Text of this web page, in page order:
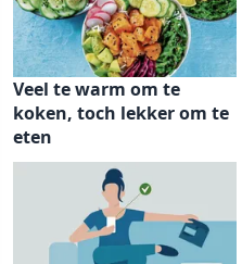
Veel te warm om te
koken, toch lekker om te
eten